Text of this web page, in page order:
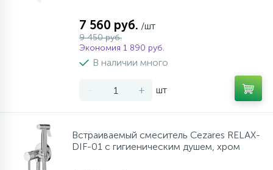
7 560 руб. /шт
9 450 руб.
Экономия 1 890 руб.
В наличии много
- + шт
Встраиваемый смеситель Cezares RELAX-
DIF-01 с гигиеническим душем, хром